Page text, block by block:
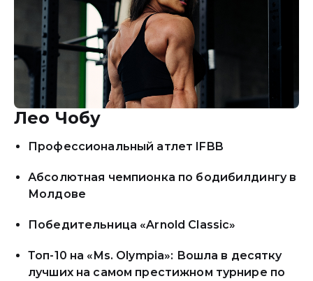
Лео Чобу
Профессиональный атлет IFBB
Абсолютная чемпионка по бодибилдингу в
Молдове
Победительница «Arnold Classic»
Топ-10 на «Ms. Olympia»: Вошла в десятку
лучших на самом престижном турнире по